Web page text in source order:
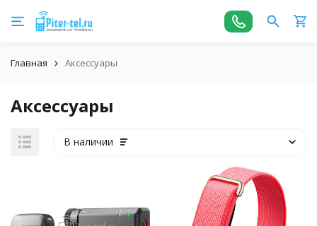
Главная Аксессуары
Аксессуары
В наличии